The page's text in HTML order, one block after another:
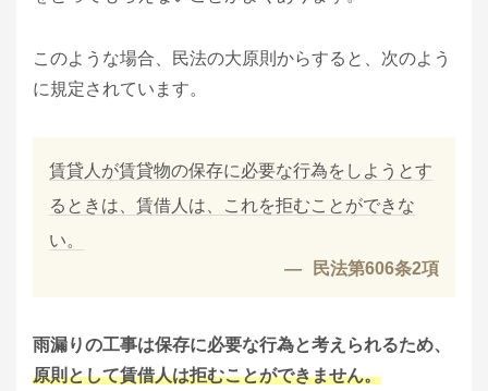
このような場合、民法の大原則からすると、次のよう
に規定されています。
賃貸人が賃貸物の保存に必要な行為をしようとす
るときは、賃借人は、これを拒むことができな
い。
民法第606条2項
雨漏りの工事は保存に必要な行為と考えられるため、
原則として賃借人は拒むことができません。